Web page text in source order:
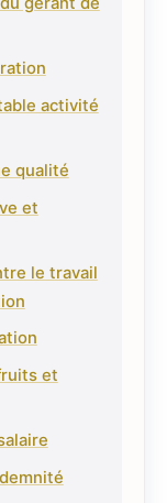
activité
qualité
et
le travail
et